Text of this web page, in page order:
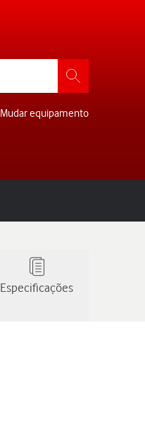
Mudar equipamento
Especificações